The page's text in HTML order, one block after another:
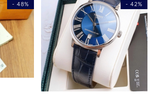
- 48% - 42%